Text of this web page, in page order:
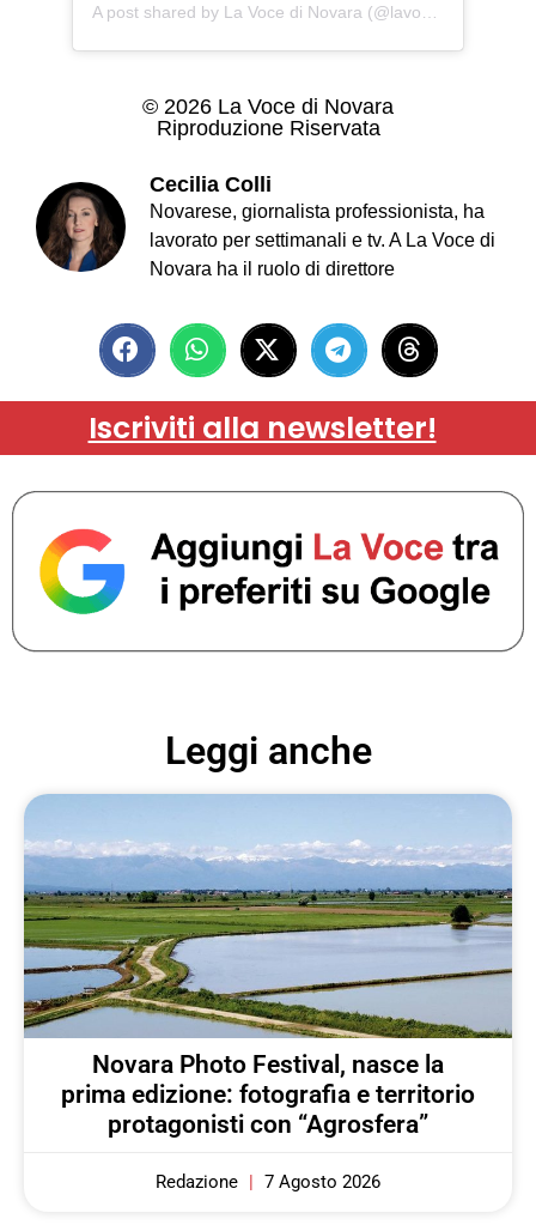
© 2026 La Voce di Novara
Riproduzione Riservata
Cecilia Colli
Novarese, giornalista professionista, ha
lavorato per settimanali e tv. A La Voce di
Novara ha il ruolo di direttore
Iscriviti alla newsletter!
Leggi anche
Novara Photo Festival, nasce la
prima edizione: fotografia e territorio
protagonisti con “Agrosfera”
Redazione 7 Agosto 2026